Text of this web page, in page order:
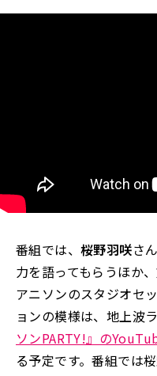
番組では、 桜野羽咲さ
力を語ってもらうほか
アニソンのスタジオセ
ョンの模様は、地上波
ソンPARTY!』の
る予定です。番組では